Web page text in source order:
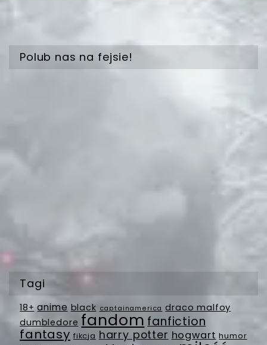
Polub nas na fejsie!
Tagi
18+ anime black captainamerica draco malfoy
dumbledore fandom fanfiction
fantasy fikcja harry potter hogwart humor